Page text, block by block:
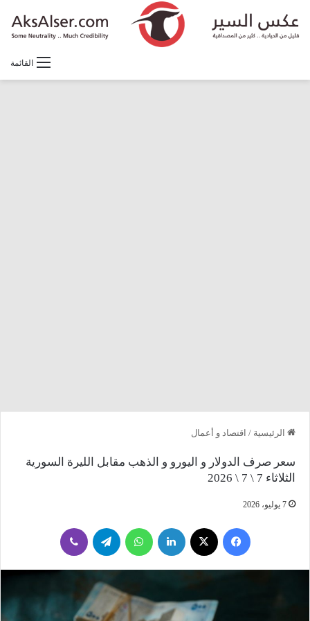
القائمة
الرئيسية / اقتصاد و أعمال
سعر صرف الدولار و اليورو و الذهب مقابل الليرة السورية
الثلاثاء 7 \ 7 \ 2026
7 يوليو، 2026
فيسبوك لينكدإن واتساب تيلقرام